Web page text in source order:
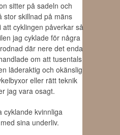
sitter på sadeln och
stor skillnad på mäns
cyklingen påverkar så
jag cyklade för några
där nere det enda
om att tusentals
läderaktig och okänslig
eller rätt teknik
jag vara osagt.
cyklande kvinnliga
sina underliv.